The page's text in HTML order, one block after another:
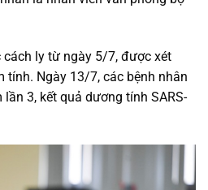
cách ly từ ngày 5/7, được xét
tính. Ngày 13/7, các bệnh nhân
3, kết quả dương tính SARS-